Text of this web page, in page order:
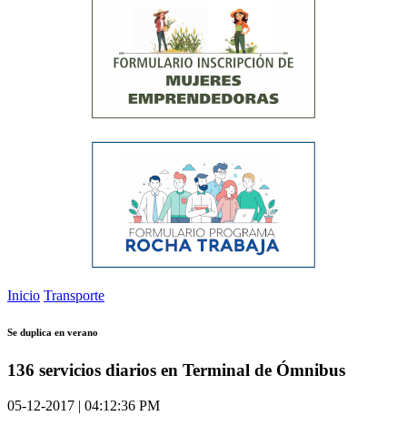
Inicio Transporte
Se duplica en verano
136 servicios diarios en Terminal de Ómnibus
05-12-2017 | 04:12:36 PM